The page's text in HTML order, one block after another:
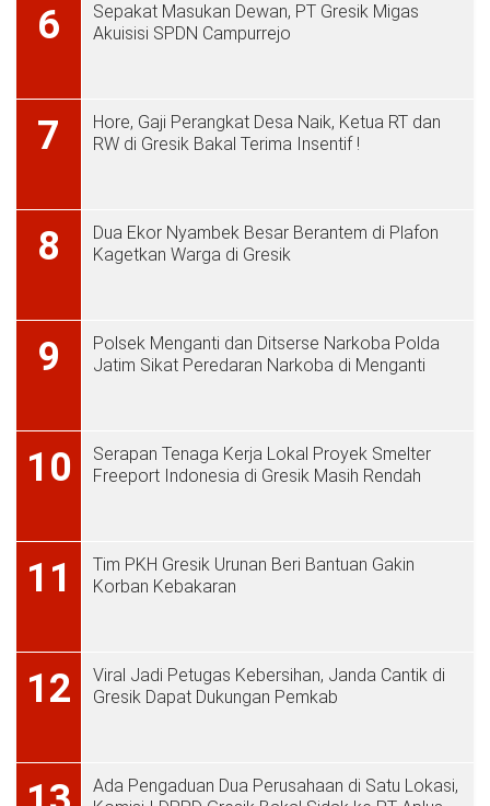
6
Sepakat Masukan Dewan, PT Gresik Migas
Akuisisi SPDN Campurrejo
7
Hore, Gaji Perangkat Desa Naik, Ketua RT dan
RW di Gresik Bakal Terima Insentif !
8
Dua Ekor Nyambek Besar Berantem di Plafon
Kagetkan Warga di Gresik
9
Polsek Menganti dan Ditserse Narkoba Polda
Jatim Sikat Peredaran Narkoba di Menganti
10
Serapan Tenaga Kerja Lokal Proyek Smelter
Freeport Indonesia di Gresik Masih Rendah
11
Tim PKH Gresik Urunan Beri Bantuan Gakin
Korban Kebakaran
12
Viral Jadi Petugas Kebersihan, Janda Cantik di
Gresik Dapat Dukungan Pemkab
Ada Pengaduan Dua Perusahaan di Satu Lokasi,